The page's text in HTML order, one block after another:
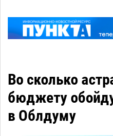
Во сколько
бюджету
в Облдуму